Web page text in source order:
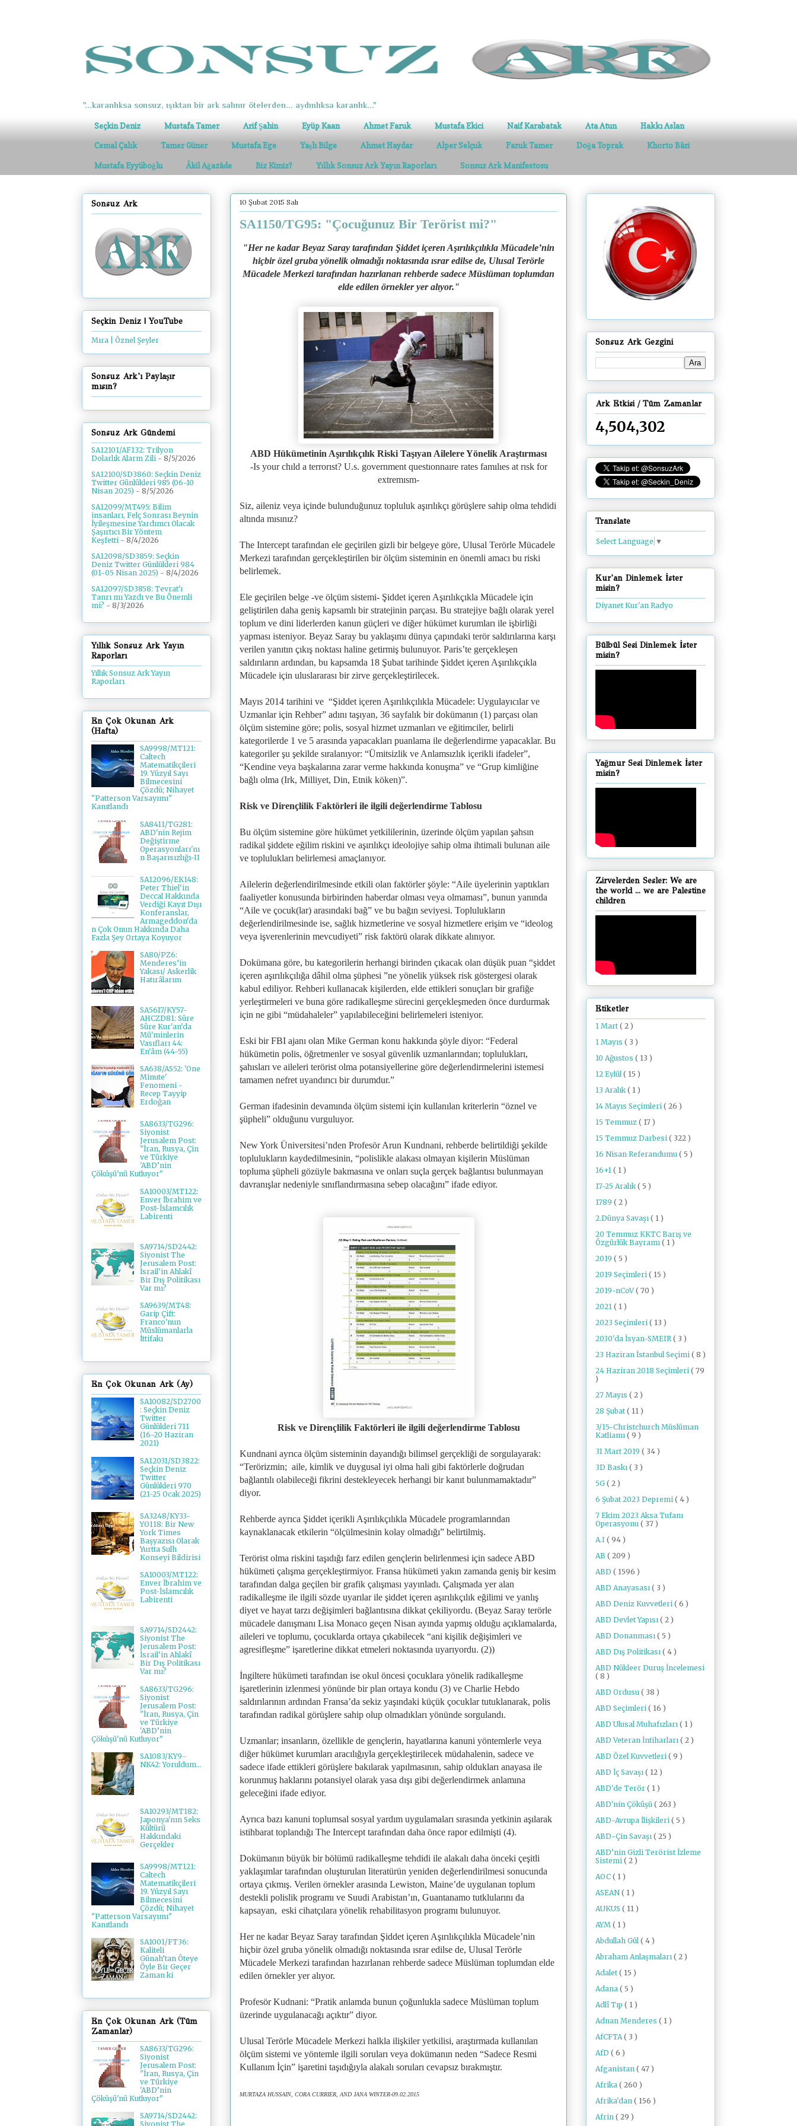
"...karanlıksa sonsuz, ışıktan bir ark salınır ötelerden... aydınlıksa karanlık..."
Seçkin Deniz Mustafa Tamer Arif Şahin Eyüp Kaan Ahmet Faruk Mustafa Ekici Naif Karabatak Ata Atun Hakkı Aslan
Cemal Çalık Tamer Güner Mustafa Ege Yaşlı Bilge Ahmet Haydar Alper Selçuk Faruk Tamer Doğa Toprak Khorto Bâri
Mustafa Eyyüboğlu Âkil Ağazâde Biz Kimiz? Yıllık Sonsuz Ark Yayın Raporları Sonsuz Ark Manifestosu
10 Şubat 2015 Salı
SA1150/TG95: "Çocuğunuz Bir Terörist mi?"
"Her ne kadar Beyaz Saray tarafından Şiddet içeren Aşırılıkçılıkla Mücadele’nin
hiçbir özel gruba yönelik olmadığı noktasında ısrar edilse de, Ulusal Terörle
Mücadele Merkezi tarafından hazırlanan rehberde sadece Müslüman toplumdan
elde edilen örnekler yer alıyor."
ABD Hükümetinin Aşırılıkçılık Riski Taşıyan Ailelere Yönelik Araştırması
-Is your chıld a terrorıst? U.s. government questıonnaıre rates famılıes at rısk for
extremısm-
Siz, aileniz veya içinde bulunduğunuz topluluk aşırılıkçı görüşlere sahip olma tehdidi
altında mısınız?
The Intercept tarafından ele geçirilen gizli bir belgeye göre, Ulusal Terörle Mücadele
Merkezi tarafından gerçekleştirilen bir ölçüm sisteminin en önemli amacı bu riski
belirlemek.
Ele geçirilen belge -ve ölçüm sistemi- Şiddet içeren Aşırılıkçıkla Mücadele için
geliştirilen daha geniş kapsamlı bir stratejinin parçası. Bu stratejiye bağlı olarak yerel
toplum ve dini liderlerden kanun güçleri ve diğer hükümet kurumları ile işbirliği
yapması isteniyor. Beyaz Saray bu yaklaşımı dünya çapındaki terör saldırılarına karşı
verilen yanıtın çıkış noktası haline getirmiş bulunuyor. Paris’te gerçekleşen
saldırıların ardından, bu kapsamda 18 Şubat tarihinde Şiddet içeren Aşırılıkçıkla
Mücadele için uluslararası bir zirve gerçekleştirilecek.
Mayıs 2014 tarihini ve “Şiddet içeren Aşırılıkçılıkla Mücadele: Uygulayıcılar ve
Uzmanlar için Rehber” adını taşıyan, 36 sayfalık bir dokümanın (1) parçası olan
ölçüm sistemine göre; polis, sosyal hizmet uzmanları ve eğitimciler, belirli
kategorilerde 1 ve 5 arasında yapacakları puanlama ile değerlendirme yapacaklar. Bu
kategoriler şu şekilde sıralanıyor: “Ümitsizlik ve Anlamsızlık içerikli ifadeler”,
“Kendine veya başkalarına zarar verme hakkında konuşma” ve “Grup kimliğine
bağlı olma (Irk, Milliyet, Din, Etnik köken)”.
Risk ve Dirençlilik Faktörleri ile ilgili değerlendirme Tablosu
Bu ölçüm sistemine göre hükümet yetkililerinin, üzerinde ölçüm yapılan şahsın
radikal şiddete eğilim riskini ve aşırılıkçı ideolojiye sahip olma ihtimali bulunan aile
ve toplulukları belirlemesi amaçlanıyor.
Ailelerin değerlendirilmesinde etkili olan faktörler şöyle: “Aile üyelerinin yaptıkları
faaliyetler konusunda birbirinden haberdar olması veya olmaması”, bunun yanında
“Aile ve çocuk(lar) arasındaki bağ” ve bu bağın seviyesi. Toplulukların
değerlendirilmesinde ise, sağlık hizmetlerine ve sosyal hizmetlere erişim ve “ideolog
veya işverenlerinin mevcudiyeti” risk faktörü olarak dikkate alınıyor.
Dokümana göre, bu kategorilerin herhangi birinden çıkacak olan düşük puan “şiddet
içeren aşırılıkçılığa dâhil olma şüphesi ”ne yönelik yüksek risk göstergesi olarak
kabul ediliyor. Rehberi kullanacak kişilerden, elde ettikleri sonuçları bir grafiğe
yerleştirmeleri ve buna göre radikalleşme sürecini gerçekleşmeden önce durdurmak
için ne gibi “müdahaleler” yapılabileceğini belirlemeleri isteniyor.
Eski bir FBI ajanı olan Mike German konu hakkında şöyle diyor: “Federal
hükümetin polis, öğretmenler ve sosyal güvenlik uzmanlarından; toplulukları,
şahısları ve aileleri terörist olma potansiyellerine göre değerlendirmelerini istemesi
tamamen nefret uyandırıcı bir durumdur.”
German ifadesinin devamında ölçüm sistemi için kullanılan kriterlerin “öznel ve
şüpheli” olduğunu vurguluyor.
New York Üniversitesi’nden Profesör Arun Kundnani, rehberde belirtildiği şekilde
toplulukların kaydedilmesinin, “polislikle alakası olmayan kişilerin Müslüman
topluma şüpheli gözüyle bakmasına ve onları suçla gerçek bağlantısı bulunmayan
davranışlar nedeniyle sınıflandırmasına sebep olacağını” ifade ediyor.
Risk ve Dirençlilik Faktörleri ile ilgili değerlendirme Tablosu
Kundnani ayrıca ölçüm sisteminin dayandığı bilimsel gerçekliği de sorgulayarak:
“Terörizmin; aile, kimlik ve duygusal iyi olma hali gibi faktörlerle doğrudan
bağlantılı olabileceği fikrini destekleyecek herhangi bir kanıt bulunmamaktadır”
diyor.
Rehberde ayrıca Şiddet içerikli Aşırılıkçılıkla Mücadele programlarından
kaynaklanacak etkilerin “ölçülmesinin kolay olmadığı” belirtilmiş.
Terörist olma riskini taşıdığı farz edilen gençlerin belirlenmesi için sadece ABD
hükümeti çalışma gerçekleştirmiyor. Fransa hükümeti yakın zamanda geniş bir kesim
tarafından dalga geçilen bir grafik çalışması yayınladı. Çalışmada yer alan
radikalleşme ile ilgili sözde uyarılar ile şiddet içeren aşırılıkçılık eğilimi ve yanlış
diyet ve hayat tarzı değişimleri bağlantısına dikkat çekiliyordu. (Beyaz Saray terörle
mücadele danışmanı Lisa Monaco geçen Nisan ayında yapmış olduğu açıklamalarda,
aileleri ve toplumu, çocuklarda ortaya çıkabilecek “ani kişilik değişimleri ve
agresifleşme” işaretlerine dikkat etmeleri noktasında uyarıyordu. (2))
İngiltere hükümeti tarafından ise okul öncesi çocuklara yönelik radikalleşme
işaretlerinin izlenmesi yönünde bir plan ortaya kondu (3) ve Charlie Hebdo
saldırılarının ardından Fransa’da sekiz yaşındaki küçük çocuklar tutuklanarak, polis
tarafından radikal görüşlere sahip olup olmadıkları yönünde sorgulandı.
Uzmanlar; insanların, özellikle de gençlerin, hayatlarına kanuni yöntemlerle veya
diğer hükümet kurumları aracılığıyla gerçekleştirilecek müdahalenin, sadece ve
sadece ifade ettikleri görüşlere bakılarak yapılmasının, sahip oldukları anayasa ile
korunmuş haklarını potansiyel olarak yasa dışı gibi değerlendirmek anlamına
geleceğini ifade ediyor.
Ayrıca bazı kanuni toplumsal sosyal yardım uygulamaları sırasında yetkinin aşılarak
istihbarat toplandığı The Intercept tarafından daha önce rapor edilmişti (4).
Dokümanın büyük bir bölümü radikalleşme tehdidi ile alakalı daha önceki çeşitli
yaklaşımlar tarafından oluşturulan literatürün yeniden değerlendirilmesi sonucunda
ortaya çıkmış. Verilen örnekler arasında Lewiston, Maine’de uygulanan toplum
destekli polislik programı ve Suudi Arabistan’ın, Guantanamo tutklularını da
kapsayan, eski cihatçılara yönelik rehabilitasyon programı bulunuyor.
Her ne kadar Beyaz Saray tarafından Şiddet içeren Aşırılıkçılıkla Mücadele’nin
hiçbir özel gruba yönelik olmadığı noktasında ısrar edilse de, Ulusal Terörle
Mücadele Merkezi tarafından hazırlanan rehberde sadece Müslüman toplumdan elde
edilen örnekler yer alıyor.
Profesör Kudnani: “Pratik anlamda bunun çoğunlukla sadece Müslüman toplum
üzerinde uygulanacağı açıktır” diyor.
Ulusal Terörle Mücadele Merkezi halkla ilişkiler yetkilisi, araştırmada kullanılan
ölçüm sistemi ve yöntemle ilgili soruları veya dokümanın neden “Sadece Resmi
Kullanım İçin” işaretini taşıdığıyla alakalı soruları cevapsız bırakmıştır.
MURTAZA HUSSAIN, CORA CURRIER, AND JANA WINTER-09.02.2015
Sonsuz Ark
Seçkin Deniz | YouTube
Mıra | Öznel Şeyler
Sonsuz Ark'ı Paylaşır
mısın?
Sonsuz Ark Gündemi
SA12101/AF132: Trilyon
Dolarlık Alarm Zili - 8/5/2026
SA12100/SD3860: Seçkin Deniz
Twitter Günlükleri 985 (06-10
Nisan 2025) - 8/5/2026
SA12099/MT495: Bilim
insanları, Felç Sonrası Beynin
İyileşmesine Yardımcı Olacak
Şaşırtıcı Bir Yöntem
Keşfetti - 8/4/2026
SA12098/SD3859: Seçkin
Deniz Twitter Günlükleri 984
(01-05 Nisan 2025) - 8/4/2026
SA12097/SD3858: Tevrat'ı
Tanrı mı Yazdı ve Bu Önemli
mi? - 8/3/2026
Yıllık Sonsuz Ark Yayın
Raporları
Yıllık Sonsuz Ark Yayın
Raporları
En Çok Okunan Ark
(Hafta)
SA9998/MT121:
Caltech
Matematikçileri
19. Yüzyıl Sayı
Bilmecesini
Çözdü; Nihayet
"Patterson Varsayımı"
Kanıtlandı
SA8411/TG281:
ABD'nin Rejim
Değiştirme
Operasyonları'nı
n Başarısızlığı-II
SA12096/EK148:
Peter Thiel'in
Deccal Hakkında
Verdiği Kayıt Dışı
Konferanslar,
Armageddon'da
n Çok Onun Hakkında Daha
Fazla Şey Ortaya Koyuyor
SA80/PZ6:
Menderes’in
Yakası/ Askerlik
Hatırâlarım
SA5617/KY57-
AHCZD81: Sûre
Sûre Kur'an'da
Mü'minlerin
Vasıfları 44:
En'âm (44-55)
SA638/AS52: 'One
Minute'
Fenomeni -
Recep Tayyip
Erdoğan
SA8633/TG296:
Siyonist
Jerusalem Post:
"İran, Rusya, Çin
ve Türkiye
'ABD’nin
Çöküşü'nü Kutluyor"
SA10003/MT122:
Enver İbrahim ve
Post-İslamcılık
Labirenti
SA9714/SD2442:
Siyonist The
Jerusalem Post:
İsrail'in Ahlakî
Bir Dış Politikası
Var mı?
SA9639/MT48:
Garip Çift:
Franco'nun
Müslümanlarla
İttifakı
En Çok Okunan Ark (Ay)
SA10082/SD2700
: Seçkin Deniz
Twitter
Günlükleri 711
(16-20 Haziran
2021)
SA12031/SD3822:
Seçkin Deniz
Twitter
Günlükleri 970
(21-25 Ocak 2025)
SA3248/KY33-
YO118: Bir New
York Times
Başyazısı Olarak
Yurtta Sulh
Konseyi Bildirisi
SA10003/MT122:
Enver İbrahim ve
Post-İslamcılık
Labirenti
SA9714/SD2442:
Siyonist The
Jerusalem Post:
İsrail'in Ahlakî
Bir Dış Politikası
Var mı?
SA8633/TG296:
Siyonist
Jerusalem Post:
"İran, Rusya, Çin
ve Türkiye
'ABD’nin
Çöküşü'nü Kutluyor"
SA1083/KY9-
NK42: Yoruldum...
SA10293/MT182:
Japonya'nın Seks
Kültürü
Hakkındaki
Gerçekler
SA9998/MT121:
Caltech
Matematikçileri
19. Yüzyıl Sayı
Bilmecesini
Çözdü; Nihayet
"Patterson Varsayımı"
Kanıtlandı
SA1001/FT36:
Kaliteli
Günah’tan Öteye
Öyle Bir Geçer
Zaman ki
En Çok Okunan Ark (Tüm
Zamanlar)
SA8633/TG296:
Siyonist
Jerusalem Post:
"İran, Rusya, Çin
ve Türkiye
'ABD’nin
Çöküşü'nü Kutluyor"
SA9714/SD2442:
Siyonist The
Sonsuz Ark Gezgini
Ark Etkisi / Tüm Zamanlar
4,504,302
Translate
Select Language ▼
Kur'an Dinlemek İster
misin?
Diyanet Kur'an Radyo
Bülbül Sesi Dinlemek İster
misin?
Yağmur Sesi Dinlemek İster
misin?
Zirvelerden Sesler: We are
the world ... we are Palestine
children
Etiketler
1 Mart ( 2 )
1 Mayıs ( 3 )
10 Ağustos ( 13 )
12 Eylül ( 15 )
13 Aralık ( 1 )
14 Mayıs Seçimleri ( 26 )
15 Temmuz ( 17 )
15 Temmuz Darbesi ( 322 )
16 Nisan Referandumu ( 5 )
16+1 ( 1 )
17-25 Aralık ( 5 )
1789 ( 2 )
2.Dünya Savaşı ( 1 )
20 Temmuz KKTC Barış ve
Özgürlük Bayramı ( 1 )
2019 ( 5 )
2019 Seçimleri ( 15 )
2019-nCoV( 70 )
2021 ( 1 )
2023 Seçimleri ( 13 )
2030'da İsyan-SMEIR ( 3 )
23 Haziran İstanbul Seçimi ( 8 )
24 Haziran 2018 Seçimleri ( 79
)
27 Mayıs ( 2 )
28 Şubat ( 11 )
3/15-Christchurch Müslüman
Katliamı ( 9 )
31 Mart 2019 ( 34 )
3D Baskı ( 3 )
5G ( 2 )
6 Şubat 2023 Depremi ( 4 )
7 Ekim 2023 Aksa Tufanı
Operasyonu ( 37 )
A.I ( 94 )
AB ( 209 )
ABD ( 1596 )
ABD Anayasası ( 3 )
ABD Deniz Kuvvetleri ( 6 )
ABD Devlet Yapısı ( 2 )
ABD Donanması ( 5 )
ABD Dış Politikası ( 4 )
ABD Nükleer Duruş İncelemesi
( 8 )
ABD Ordusu ( 38 )
ABD Seçimleri ( 16 )
ABD Ulusal Muhafızları ( 1 )
ABD Veteran İntiharları ( 2 )
ABD Özel Kuvvetleri ( 9 )
ABD İç Savaşı ( 12 )
ABD'de Terör ( 1 )
ABD'nin Çöküşü ( 263 )
ABD-Avrupa İlişkileri ( 5 )
ABD-Çin Savaşı ( 25 )
ABD’nin Gizli Terörist İzleme
Sistemi ( 2 )
AOC ( 1 )
ASEAN ( 1 )
AUKUS ( 11 )
AYM ( 1 )
Abdullah Gül ( 4 )
Abraham Anlaşmaları ( 2 )
Adalet ( 15 )
Adana ( 5 )
Adlî Tıp ( 1 )
Adnan Menderes ( 1 )
AfCFTA ( 3 )
AfD ( 6 )
Afganistan ( 47 )
Afrika ( 260 )
Afrika'dan ( 156 )
Afrin ( 29 )